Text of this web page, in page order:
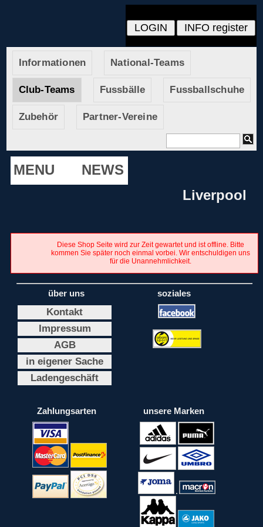
Informationen National-Teams
Club-Teams Fussbälle Fussballschuhe
Zubehör Partner-Vereine
MENU
NEWS
Liverpool
Diese Shop Seite wird zur Zeit gewartet und ist offline. Bitte
kommen Sie später noch einmal vorbei. Wir entschuldigen uns
für die Unannehmlichkeit.
über uns
Kontakt
Impressum
AGB
in eigener Sache
Ladengeschäft
soziales
Zahlungsarten unsere Marken